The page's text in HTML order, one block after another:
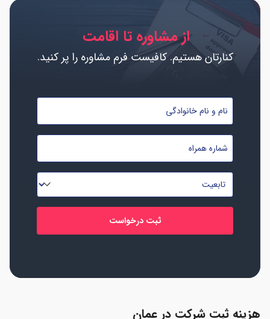
از مشاوره تا اقامت
کنارتان هستیم. کافیست فرم مشاوره را پر کنید.
نام
نام
خانوادگی
*
شماره
موبایل
*
تابعیت
*
هزینه ثبت شرکت در عمان